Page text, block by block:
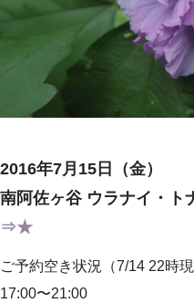
2016年7月15日（金）
南阿佐ヶ谷 ウラナイ・
⇒★
ご予約空き状況（7/14 22時現
17:00〜21:00